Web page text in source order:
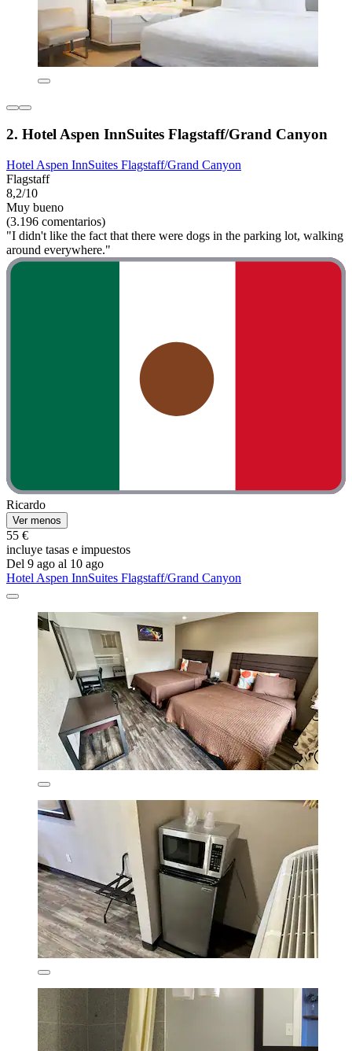
2. Hotel Aspen InnSuites Flagstaff/Grand Canyon
Hotel Aspen InnSuites Flagstaff/Grand Canyon
Flagstaff
8,2/10
Muy bueno
(3.196 comentarios)
"I didn't like the fact that there were dogs in the parking lot, walking
around everywhere."
Ricardo
Ver menos
55 €
incluye tasas e impuestos
Del 9 ago al 10 ago
Hotel Aspen InnSuites Flagstaff/Grand Canyon